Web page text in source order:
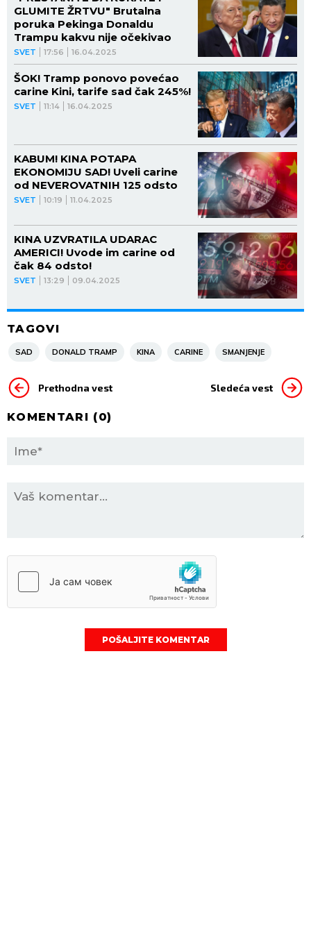
SVET 17:56 16.04.2025
GLUMITE ŽRTVU" Brutalna
poruka Pekinga Donaldu
Trampu kakvu nije očekivao
SVET 11:14 16.04.2025
ŠOK! Tramp ponovo povećao
carine Kini, tarife sad čak 245%!
SVET 10:19 11.04.2025
KABUM! KINA POTAPA
EKONOMIJU SAD! Uveli carine
od NEVEROVATNIH 125 odsto
SVET 13:29 09.04.2025
KINA UZVRATILA UDARAC
AMERICI! Uvode im carine od
čak 84 odsto!
TAGOVI
SAD DONALD TRAMP KINA CARINE SMANJENJE
Prethodna vest Sledeća vest
KOMENTARI (0)
POŠALJITE KOMENTAR